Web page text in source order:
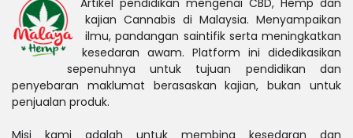
Artikel pendidikan mengenai CBD, Hemp dan
kajian Cannabis di Malaysia. Menyampaikan
ilmu, pandangan saintifik serta meningkatkan
kesedaran awam. Platform ini didedikasikan
sepenuhnya untuk tujuan pendidikan dan
penyebaran maklumat berasaskan kajian, bukan untuk
penjualan produk.